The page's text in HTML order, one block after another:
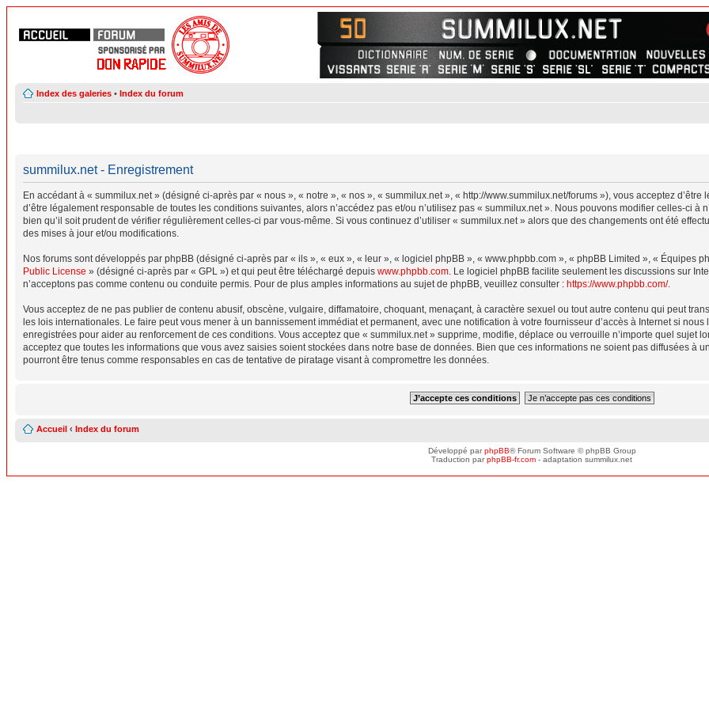
Index des galeries • Index du forum
summilux.net - Enregistrement
En accédant à « summilux.net » (désigné ci-après par « nous », « notre », « nos », « summilux.net », « http://www.summilux.net/forums »), vous acceptez
d’être légalement responsable de toutes les conditions suivantes, alors n’accédez pas et/ou n’utilisez pas « summilux.net ». Nous pouvons modifier celles-ci à
bien qu’il soit prudent de vérifier régulièrement celles-ci par vous-même. Si vous continuez d’utiliser « summilux.net » alors que des changements ont été
des mises à jour et/ou modifications.
Nos forums sont développés par phpBB (désigné ci-après par « ils », « eux », « leur », « logiciel phpBB », « www.phpbb.com », « phpBB Limited », « Équipes
Public License » (désigné ci-après par « GPL ») et qui peut être téléchargé depuis www.phpbb.com . Le logiciel phpBB facilite seulement les discussions sur
n’acceptons pas comme contenu ou conduite permis. Pour de plus amples informations au sujet de phpBB, veuillez consulter : https://www.phpbb.com/.
Vous acceptez de ne pas publier de contenu abusif, obscène, vulgaire, diffamatoire, choquant, menaçant, à caractère sexuel ou tout autre contenu qui peut
les lois internationales. Le faire peut vous mener à un bannissement immédiat et permanent, avec une notification à votre fournisseur d’accès à Internet si
enregistrées pour aider au renforcement de ces conditions. Vous acceptez que « summilux.net » supprime, modifie, déplace ou verrouille n’importe quel sujet
acceptez que toutes les informations que vous avez saisies soient stockées dans notre base de données. Bien que ces informations ne soient pas diffusées à
pourront être tenus comme responsables en cas de tentative de piratage visant à compromettre les données.
Accueil ‹ Index du forum
Développé parphpBB® Forum Software © phpBB Group
Traduction parphpBB-fr.com - adaptation summilux.net